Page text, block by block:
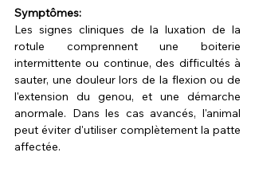
Symptômes:
Les signes cliniques de la luxation de la
rotule comprennent une boiterie
intermittente ou continue, des difficultés à
sauter, une douleur lors de la flexion ou de
l'extension du genou, et une démarche
anormale. Dans les cas avancés, l'animal
peut éviter d'utiliser complètement la patte
affectée.